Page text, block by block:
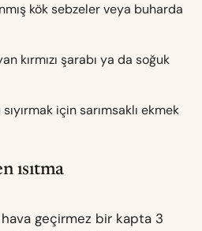
kök sebzeler veya buharda
kırmızı şarabı ya da soğuk
için sarımsaklı ekmek
ısıtma
geçirmez bir kapta 3